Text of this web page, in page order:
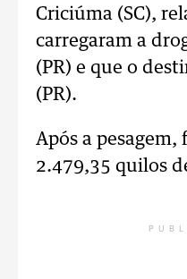
Criciúma (SC),
carregaram a
(PR) e que o
(PR).
Após a
2.479,35 quilos